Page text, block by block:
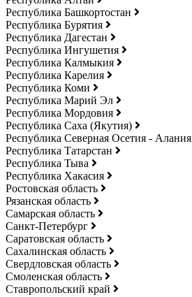
Республика Башкортостан
Республика Бурятия
Республика Дагестан
Республика Ингушетия
Республика Калмыкия
Республика Карелия
Республика Коми
Республика Марий Эл
Республика Мордовия
Республика Саха (Якутия)
Республика Северная Осетия - Алания
Республика Татарстан
Республика Тыва
Республика Хакасия
Ростовская область
Рязанская область
Самарская область
Санкт-Петербург
Саратовская область
Сахалинская область
Свердловская область
Смоленская область
Ставропольский край